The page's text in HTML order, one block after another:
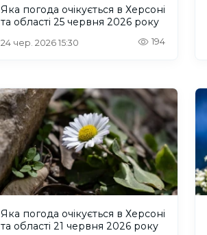
Яка погода очікується в Херсоні
та області 25 червня 2026 року
24 чер. 2026 15:30 194
Яка погода очікується в Херсоні
та області 21 червня 2026 року